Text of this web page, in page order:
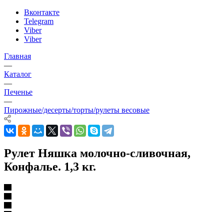
Вконтакте
Telegram
Viber
Viber
Главная
—
Каталог
—
Печенье
—
Пирожные/десерты/торты/рулеты весовые
Рулет Няшка молочно-сливочная,
Конфалье. 1,3 кг.